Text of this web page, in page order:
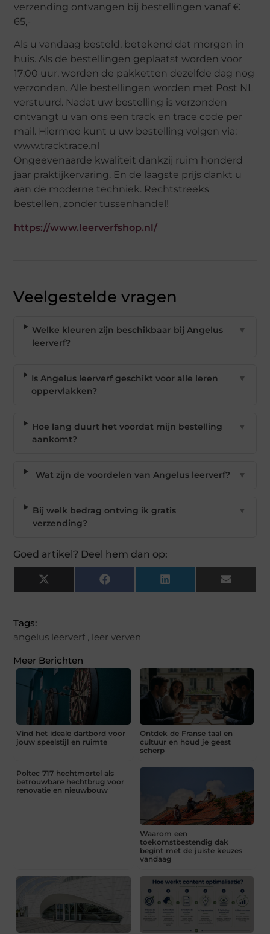
verzending ontvangen bij bestellingen vanaf €
65,-
Als u vandaag besteld, betekend dat morgen in
huis. Als de bestellingen geplaatst worden voor
17:00 uur, worden de pakketten dezelfde dag nog
verzonden. Alle bestellingen worden met Post NL
verstuurd. Nadat uw bestelling is verzonden
ontvangt u van ons een track en trace code per
mail. Hiermee kunt u uw bestelling volgen via:
www.tracktrace.nl
Ongeëvenaarde kwaliteit dankzij ruim honderd
jaar praktijkervaring. En de laagste prijs dankt u
aan de moderne techniek. Rechtstreeks
bestellen, zonder tussenhandel!
https://www.leerverfshop.nl/
Veelgestelde vragen
Welke kleuren zijn beschikbaar bij Angelus
leerverf?
▼
Is Angelus leerverf geschikt voor alle leren
oppervlakken?
▼
Hoe lang duurt het voordat mijn bestelling
aankomt?
▼
Wat zijn de voordelen van Angelus leerverf? ▼
Bij welk bedrag ontving ik gratis
verzending?
▼
Goed artikel? Deel hem dan op:
X
(Twitter)
Facebook LinkedIn Email
Tags:
angelus leerverf, leer verven
Meer Berichten
Vind het ideale dartbord voor
jouw speelstijl en ruimte
Ontdek de Franse taal en
cultuur en houd je geest
scherp
Poltec 717 hechtmortel als
betrouwbare hechtbrug voor
renovatie en nieuwbouw
Waarom een
toekomstbestendig dak
begint met de juiste keuzes
vandaag